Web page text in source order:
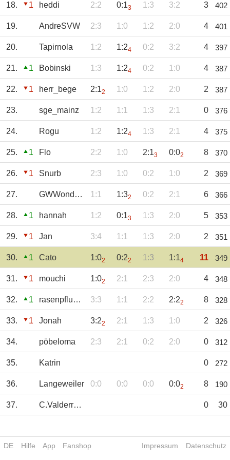
18. 1 heddi 2:2 0:13 1:3 3:2 3 402
19. AndreSVW 2:3 1:0 1:2 2:0 4 401
20. Tapirnola 1:2 1:24 0:2 3:2 4 397
21. 1 Bobinski 1:3 1:24 0:2 1:0 4 387
22. 1 herr_bege 2:12 1:0 1:2 2:0 2 387
23. sge_mainz 1:2 1:1 1:3 2:1 0 376
24. Rogu 1:2 1:24 1:3 2:1 4 375
25. 1 Flo 2:2 1:0 2:13 0:02 8 370
26. 1 Snurb 2:3 1:0 0:2 1:0 2 369
27. GWWonderwall 1:1 1:32 0:2 2:1 6 366
28. 1 hannah 1:2 0:13 1:3 2:0 5 353
29. 1 Jan 3:4 1:1 1:3 2:0 2 351
30. 1 Cato 1:02 0:22 1:3 1:14 11 349
31. 1 mouchi 1:02 2:1 2:3 2:0 4 348
32. 1 rasenpflueger 3:3 1:1 2:2 2:22 8 328
33. 1 Jonah 3:22 2:1 1:3 1:0 2 326
34. pöbeloma 2:3 2:1 0:2 2:0 0 312
35. Katrin 0 272
36. Langeweiler 0:0 0:0 0:0 0:02 8 190
37. C.Valderrama 0 30
DE Hilfe App Fanshop Impressum Datenschutz